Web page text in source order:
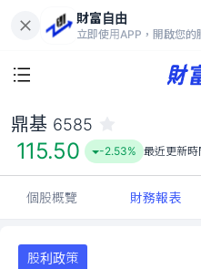
財富自由
立即使用APP，開啟您的
115.50
-
鼎基 6585
115.50 -2.53% 最近更新時
個股概覽 財務報表
股利政策